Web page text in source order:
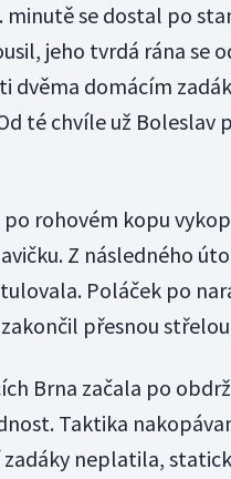
minutě se dostal po
jeho tvrdá rána se
dvěma domácím
té chvíle už Boleslav
rohovém kopu
Z následného
Poláček po
přesnou
Brna začala po
Taktika
zadáky neplatila,